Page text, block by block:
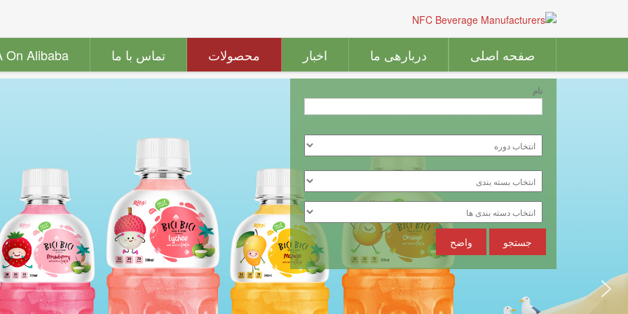
صفحه اصلی دربارهی ما اخبار محصولات تماس با ما On Alibaba
نام
جستجو واضح